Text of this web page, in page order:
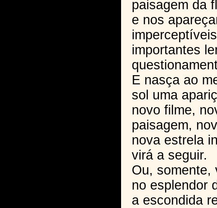
paisagem da
e nos
importantes
E nasça ao
sol uma
novo filme,
paisagem,
nova estrela
virá a seguir.
Ou, somente,
no esplendor
a escondida